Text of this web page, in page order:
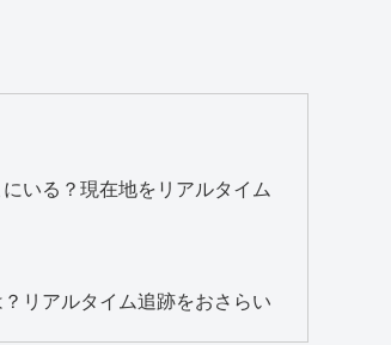
いる？現在地をリアルタイム
リアルタイム追跡をおさらい